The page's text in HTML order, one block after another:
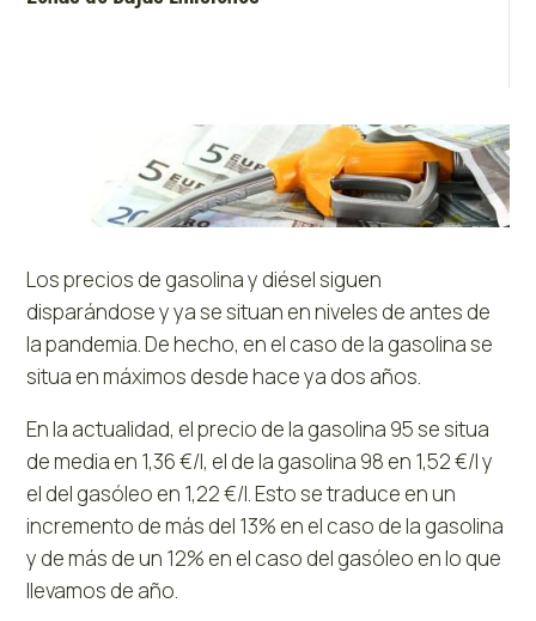
Los precios de gasolina y diésel siguen
disparándose y ya se situan en niveles de antes de
la pandemia. De hecho, en el caso de la gasolina se
situa en máximos desde hace ya dos años.
En la actualidad, el precio de la gasolina 95 se situa
de media en 1,36 €/l, el de la gasolina 98 en 1,52 €/l y
el del gasóleo en 1,22 €/l. Esto se traduce en un
incremento de más del 13% en el caso de la gasolina
y de más de un 12% en el caso del gasóleo en lo que
llevamos de año.